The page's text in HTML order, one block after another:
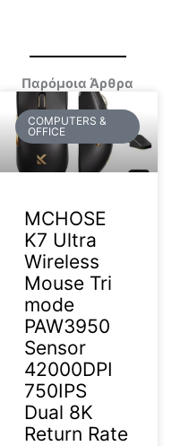
Παρόμοια Άρθρα
COMPUTERS &
OFFICE
MCHOSE
K7 Ultra
Wireless
Mouse Tri
mode
PAW3950
Sensor
42000DPI
750IPS
Dual 8K
Return Rate